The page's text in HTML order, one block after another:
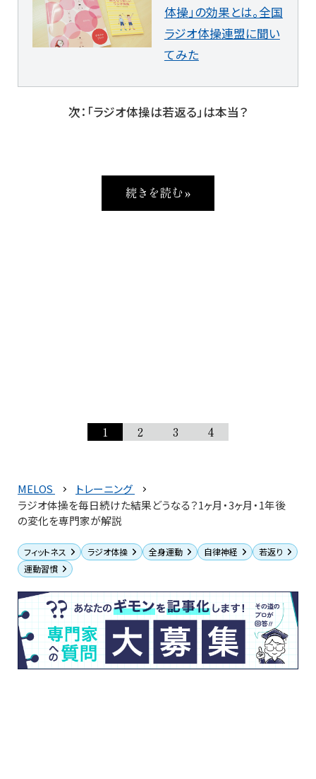
体操」の効果とは。全国
ラジオ体操連盟に聞い
てみた
次：「ラジオ体操は若返る」は本当？
続きを読む »
1 2 3 4
MELOS
トレーニング
ラジオ体操を毎日続けた結果どうなる？1ヶ月・3ヶ月・1年後
の変化を専門家が解説
フィットネス ラジオ体操 全身運動 自律神経
若返り
運動習慣